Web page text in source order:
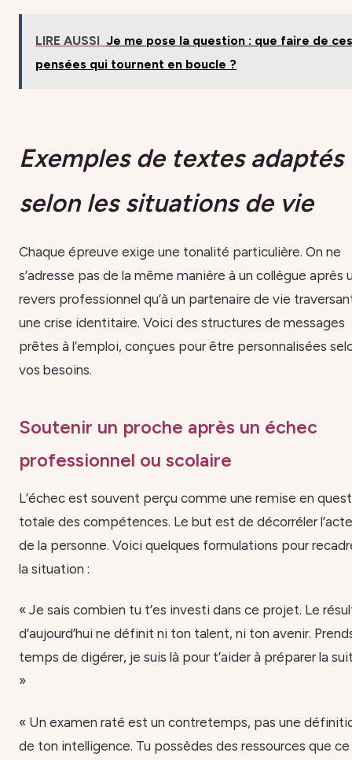
LIRE AUSSI Je me pose la question : que faire de
pensées qui tournent en boucle ?
Exemples de textes adaptés
selon les situations de vie
Chaque épreuve exige une tonalité particulière. On ne
s’adresse pas de la même manière à un collègue après
revers professionnel qu’à un partenaire de vie
une crise identitaire. Voici des structures de messages
prêtes à l’emploi, conçues pour être personnalisées
vos besoins.
Soutenir un proche après un échec
professionnel ou scolaire
L’échec est souvent perçu comme une remise en
totale des compétences. Le but est de décorréler l’acte
de la personne. Voici quelques formulations pour
la situation :
« Je sais combien tu t’es investi dans ce projet. Le
d’aujourd’hui ne définit ni ton talent, ni ton avenir.
temps de digérer, je suis là pour t’aider à préparer la
»
« Un examen raté est un contretemps, pas une
de ton intelligence. Tu possèdes des ressources que ce